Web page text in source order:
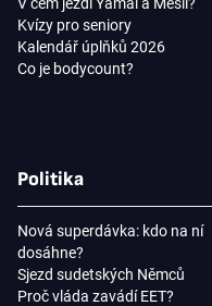
Kvízy pro seniory
Kalendář úplňků 2026
Co je bodycount?
Politika
Nová superdávka: kdo na ní
dosáhne?
Sjezd sudetských Němců
Proč vláda zavádí EET?